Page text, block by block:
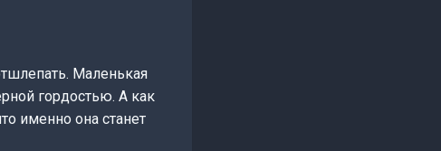
Маленькая
гордостью. А как
именно она станет